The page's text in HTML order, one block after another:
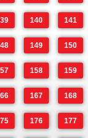
140 141
149 150
158 159
167 168
176 177